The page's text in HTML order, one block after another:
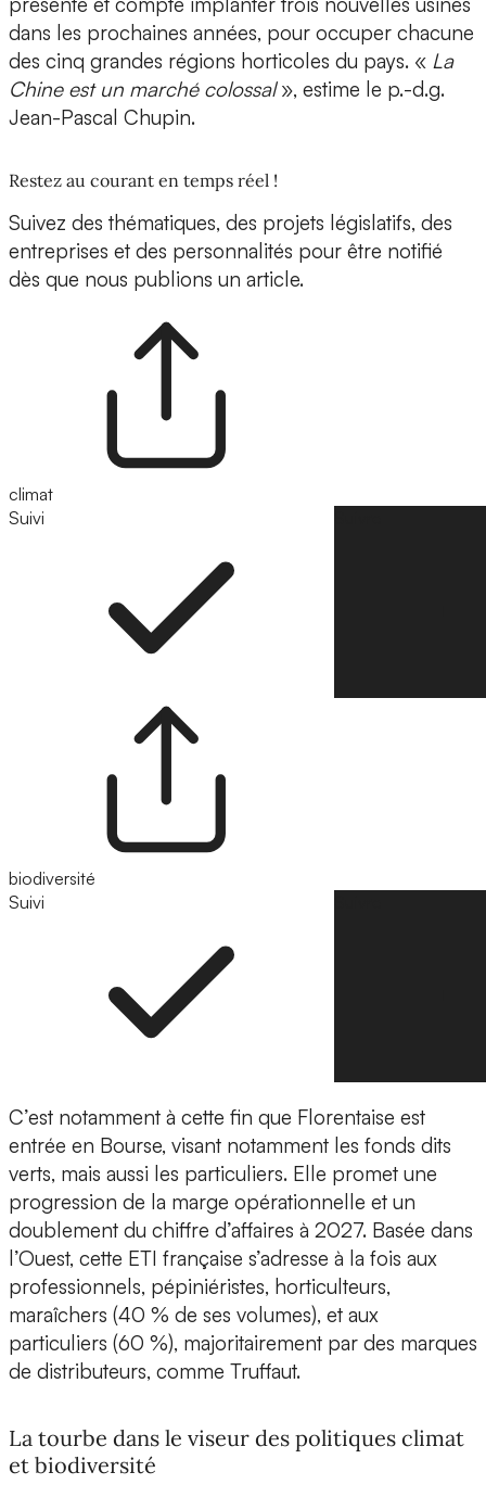
dans les prochaines années, pour occuper chacune
des cinq grandes régions horticoles du pays. « La
Chine est un marché colossal», estime le p.-d.g.
Jean-Pascal Chupin.
Restez au courant en temps réel !
Suivez des thématiques, des projets législatifs, des
entreprises et des personnalités pour être notifié
dès que nous publions un article.
climat
Suivi
biodiversité
Suivi
C’est notamment à cette fin que Florentaise est
entrée en Bourse, visant notamment les fonds dits
verts, mais aussi les particuliers. Elle promet une
progression de la marge opérationnelle et un
doublement du chiffre d’affaires à 2027. Basée dans
l’Ouest, cette ETI française s’adresse à la fois aux
professionnels, pépiniéristes, horticulteurs,
maraîchers (40 % de ses volumes), et aux
particuliers (60 %), majoritairement par des marques
de distributeurs, comme Truffaut.
La tourbe dans le viseur des politiques climat
et biodiversité